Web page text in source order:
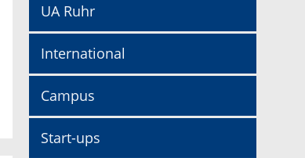
UA Ruhr
International
Campus
Start-ups